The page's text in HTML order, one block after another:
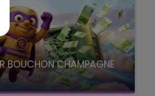
BOUCHON CHAMPAGNE
Champagne FM, à 8H10